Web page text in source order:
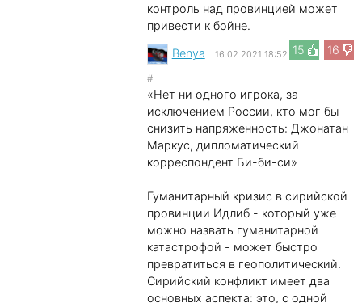
контроль над провинцией может
привести к бойне.
15
16
Benya 16.02.2021 18:52
#
«Нет ни одного игрока, за
исключением России, кто мог бы
снизить напряженность: Джонатан
Маркус, дипломатический
корреспондент Би-би-си»
Гуманитарный кризис в сирийской
провинции Идлиб - который уже
можно назвать гуманитарной
катастрофой - может быстро
превратиться в геополитический.
Сирийский конфликт имеет два
основных аспекта: это, с одной